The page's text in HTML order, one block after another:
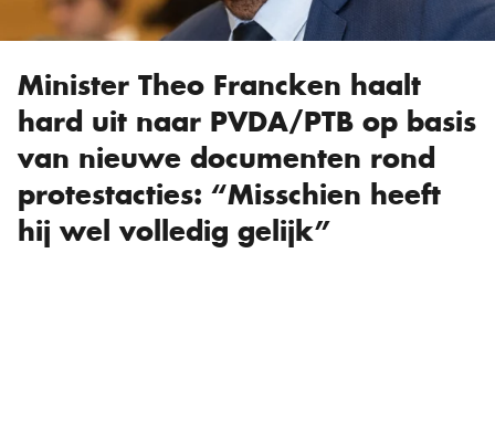
Minister Theo Francken haalt
hard uit naar PVDA/PTB op basis
van nieuwe documenten rond
protestacties: “Misschien heeft
hij wel volledig gelijk”